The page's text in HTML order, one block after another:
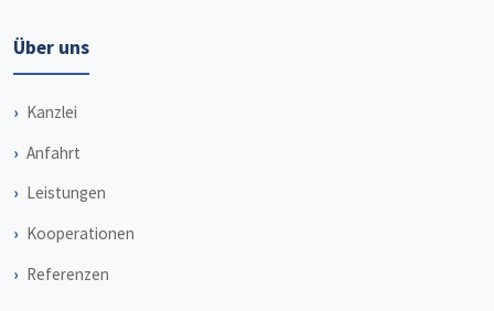
Über uns
Kanzlei
Anfahrt
Leistungen
Kooperationen
Referenzen